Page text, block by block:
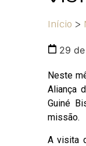
Início >
29
Neste
Aliança
Guiné
missão.
A visita